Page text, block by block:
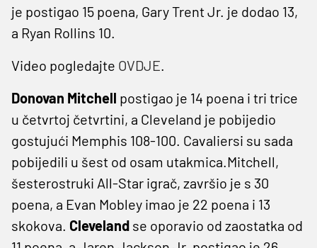
je postigao 15 poena, Gary Trent Jr. je dodao 13,
a Ryan Rollins 10.
Video pogledajte OVDJE.
Donovan Mitchell postigao je 14 poena i tri trice
u četvrtoj četvrtini, a Cleveland je pobijedio
gostujući Memphis 108-100. Cavaliersi su sada
pobijedili u šest od osam utakmica.Mitchell,
šesterostruki All-Star igrač, završio je s 30
poena, a Evan Mobley imao je 22 poena i 13
skokova. Cleveland se oporavio od zaostatka od